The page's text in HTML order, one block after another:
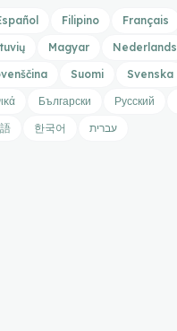
Filipino
Français
Magyar Nederlands
Suomi
Svenska
Български Русский
한국어 עברית